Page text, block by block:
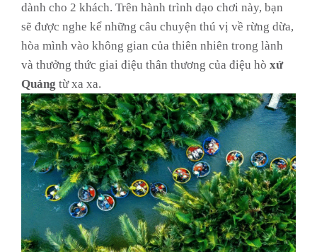
dành cho 2 khách. Trên hành trình dạo chơi này, bạn
sẽ được nghe kể những câu chuyện thú vị về rừng dừa,
hòa mình vào không gian của thiên nhiên trong lành
và thưởng thức giai điệu thân thương của điệu hò xứ
Quảng từ xa xa.